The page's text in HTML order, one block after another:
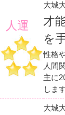
人運
大城
才
を
性格
人間
主に
しま
大城